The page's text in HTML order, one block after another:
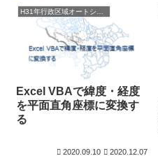
Excel VBAで緯度・経度
を平面直角座標に変換す
る
2020.09.10 2020.12.07